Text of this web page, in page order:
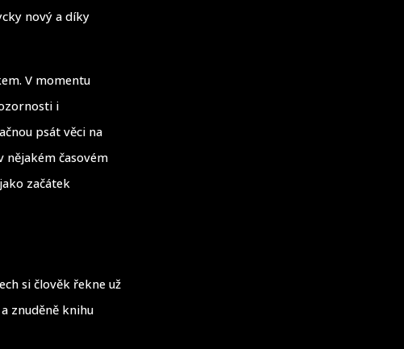
nový a díky
V momentu
i
psát věci na
nějakém časovém
začátek
si člověk řekne už
znuděně knihu